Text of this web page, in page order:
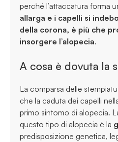
perché l’attaccatura forma
allarga e i capelli si
della corona, è più che
insorgere l’alopecia.
A cosa è dovuta la
La comparsa delle
che la caduta dei capelli
primo sintomo di alopecia.
questo tipo di alopecia è la
predisposizione genetica,